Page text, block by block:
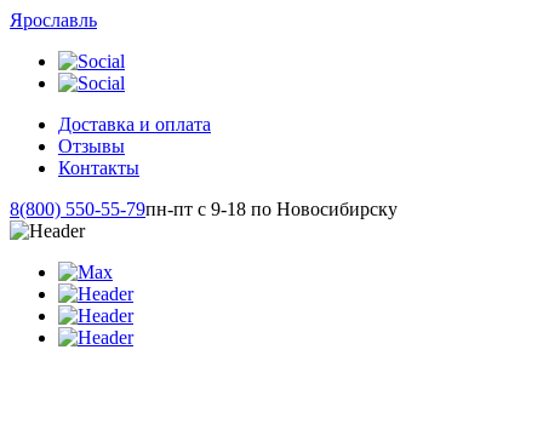
Ярославль
Доставка и оплата
Отзывы
Контакты
8(800) 550-55-79пн-пт с 9-18 по Новосибирску